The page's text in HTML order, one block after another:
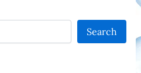
Search